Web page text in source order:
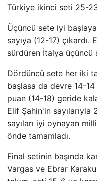
Türkiye ikinci seti 25-
Üçüncü sete iyi
sayıya (12-17)
sürdüren İtalya
Dördüncü sete her iki
başlasa da devre 14-
puan (14-18) geride
Elif Şahin'in
sayıları iyi oynayan
önde tamamladı.
Final setinin başında
Vargas ve Ebrar